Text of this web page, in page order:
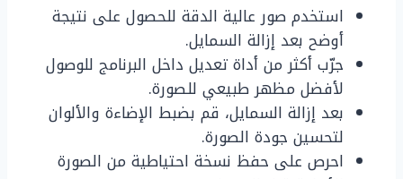
استخدم صور عالية الدقة للحصول على نتيجة
أوضح بعد إزالة السمايل.
جرّب أكثر من أداة تعديل داخل البرنامج للوصول
لأفضل مظهر طبيعي للصورة.
بعد إزالة السمايل، قم بضبط الإضاءة والألوان
لتحسين جودة الصورة.
احرص على حفظ نسخة احتياطية من الصورة